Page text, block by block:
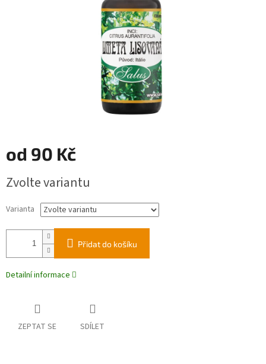
od 90 Kč
cena:
Zvolte variantu
Varianta
Přidat do košíku
Detailní informace
ZEPTAT SE SDÍLET